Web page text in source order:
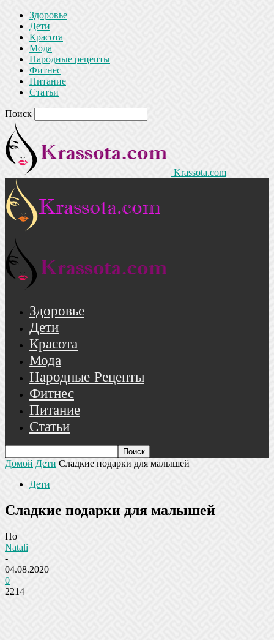
Здоровье
Дети
Красота
Мода
Народные рецепты
Фитнес
Питание
Статьи
Поиск
Krassota.com
Здоровье
Дети
Красота
Мода
Народные Рецепты
Фитнес
Питание
Статьи
Домой Дети Сладкие подарки для малышей
Дети
Сладкие подарки для малышей
По
Natali
-
04.08.2020
0
2214